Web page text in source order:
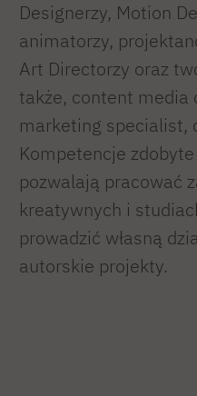
Designerzy, Motion
animatorzy,
Art Directorzy oraz
także, content media
marketing specialist,
Kompetencje
pozwalają pracować
kreatywnych i
prowadzić własną
autorskie projekty.